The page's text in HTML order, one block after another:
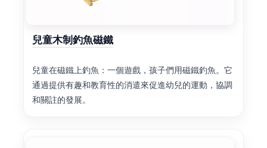
兒童木制釣魚磁鐵
兒童在磁鐵上釣魚：一個遊戲，孩子們用磁鐵釣魚。它
通過提供有趣和教育性的消遣來促進幼兒的運動，協調
和關註的發展。